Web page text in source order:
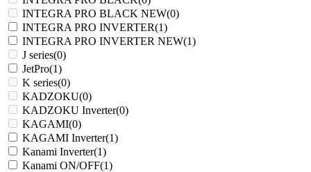
INTEGRA PRO BLACK NEW(0)
INTEGRA PRO INVERTER(1)
INTEGRA PRO INVERTER NEW(1)
J series(0)
JetPro(1)
K series(0)
KADZOKU(0)
KADZOKU Inverter(0)
KAGAMI(0)
KAGAMI Inverter(1)
Kanami Inverter(1)
Kanami ON/OFF(1)